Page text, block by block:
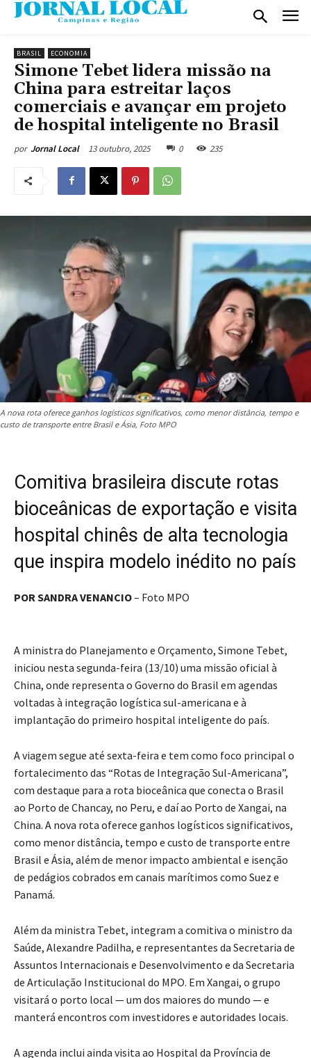
BRASIL ECONOMIA
Simone Tebet lidera missão na
China para estreitar laços
comerciais e avançar em projeto
de hospital inteligente no Brasil
por Jornal Local 13 outubro, 2025 0 235
A nova rota oferece ganhos logísticos significativos, como menor distância, tempo e
custo de transporte entre Brasil e Ásia, Foto MPO
Comitiva brasileira discute rotas
bioceânicas de exportação e visita
hospital chinês de alta tecnologia
que inspira modelo inédito no país
POR SANDRA VENANCIO– Foto MPO
A ministra do Planejamento e Orçamento, Simone Tebet,
iniciou nesta segunda-feira (13/10) uma missão oficial à
China, onde representa o Governo do Brasil em agendas
voltadas à integração logística sul-americana e à
implantação do primeiro hospital inteligente do país.
A viagem segue até sexta-feira e tem como foco principal o
fortalecimento das “Rotas de Integração Sul-Americana”,
com destaque para a rota bioceânica que conecta o Brasil
ao Porto de Chancay, no Peru, e daí ao Porto de Xangai, na
China. A nova rota oferece ganhos logísticos significativos,
como menor distância, tempo e custo de transporte entre
Brasil e Ásia, além de menor impacto ambiental e isenção
de pedágios cobrados em canais marítimos como Suez e
Panamá.
Além da ministra Tebet, integram a comitiva o ministro da
Saúde, Alexandre Padilha, e representantes da Secretaria de
Assuntos Internacionais e Desenvolvimento e da Secretaria
de Articulação Institucional do MPO. Em Xangai, o grupo
visitará o porto local — um dos maiores do mundo — e
manterá encontros com investidores e autoridades locais.
A agenda inclui ainda visita ao Hospital da Província de